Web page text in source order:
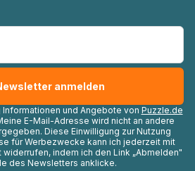
und Angebote von Puzzle.de
E-Mail-Adresse wird nicht an andere
Diese Einwilligung zur Nutzung
für Werbezwecke kann ich jederzeit mit
indem ich den Link „Abmelden"
des Newsletters anklicke.